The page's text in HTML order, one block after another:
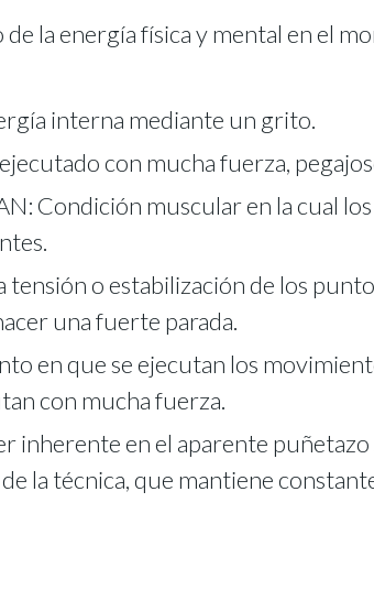
la energía física y mental en el
interna mediante un grito.
con mucha fuerza,
Condición muscular en la cual
o estabilización de los
una fuerte parada.
en que se ejecutan los
con mucha fuerza.
inherente en el aparente
la técnica, que mantiene